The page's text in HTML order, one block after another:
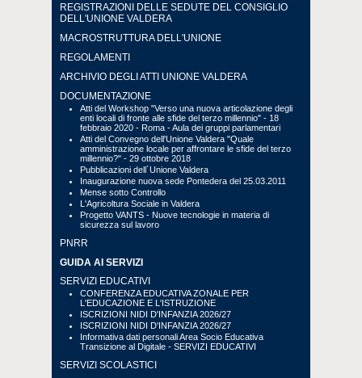
REGISTRAZIONI DELLE SEDUTE DEL CONSIGLIO
DELL'UNIONE VALDERA
MACROSTRUTTURA DELL'UNIONE
REGOLAMENTI
ARCHIVIO DEGLI ATTI UNIONE VALDERA
DOCUMENTAZIONE
Atti del Workshop "Verso una nuova articolazione degli
enti locali di fronte alle sfide del terzo millennio" - 18
febbraio 2020 - Roma - Aula dei gruppi parlamentari
Atti del Convegno dell'Unione Valdera "Quale
amministrazione locale per affrontare le sfide del terzo
millennio?" - 29 ottobre 2018
Pubblicazioni dell´Unione Valdera
Inaugurazione nuova sede Pontedera del 25.03.2011
Mense sotto Controllo
L'Agricoltura Sociale in Valdera
Progetto VANTS - Nuove tecnologie in materia di
sicurezza sul lavoro
PNRR
GUIDA AI SERVIZI
SERVIZI EDUCATIVI
CONFERENZA EDUCATIVA ZONALE PER
L'EDUCAZIONE E L'ISTRUZIONE
ISCRIZIONI NIDI D'INFANZIA 2026/27
ISCRIZIONI NIDI D'INFANZIA 2026/27
Informativa dati personali Area Socio Educativa
Transizione al Digitale - SERVIZI EDUCATIVI
SERVIZI SCOLASTICI